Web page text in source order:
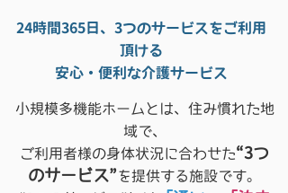
24時間365日、3つのサービスをご利用
頂ける
安心・便利な介護サービス
小規模多機能ホームとは、住み慣れた地
域で、
ご利用者様の身体状況に合わせた“3つ
のサービス”を提供する施設です。